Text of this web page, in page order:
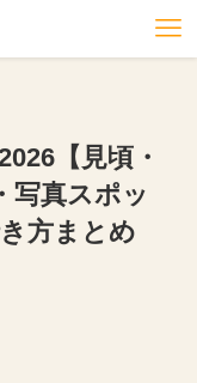
【見頃・
写真スポッ
方まとめ